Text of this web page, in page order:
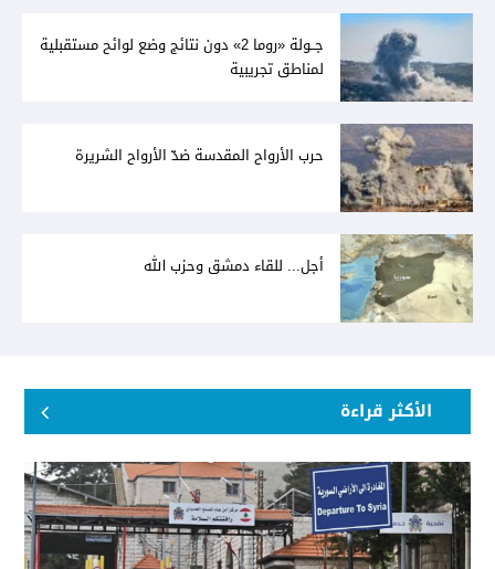
جــولة «روما 2» دون نتائج وضع لوائح مستقبلية
لمناطق تجريبية
حرب الأرواح المقدسة ضدّ الأرواح الشريرة
أجل... للقاء دمشق وحزب الله
الأكثر قراءة